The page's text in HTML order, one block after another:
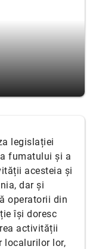
legislației
fumatului și a
acesteia și
dar și
operatorii din
își doresc
activității
localurilor lor,